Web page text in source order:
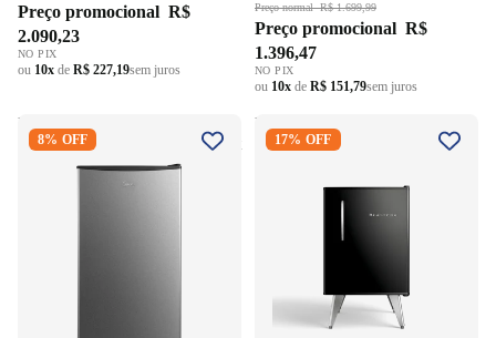
Preço promocional R$
2.090,23
NO PIX
ou 10x de R$ 227,19sem juros
Preço normalR$ 1.699,99
Preço promocional R$
1.396,47
NO PIX
ou 10x de R$ 151,79sem juros
Frigobar Midea 93L
MDRD142 Inverter Inox Bivolt
8% OFF
Frigobar Brastemp Retrô 76L
BRA08HE Preto 220V
17% OFF